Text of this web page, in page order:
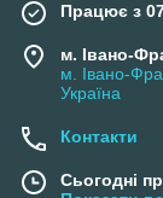
Працює з
м. Івано-
м. Івано-
Україна
Контакти
Сьогодні